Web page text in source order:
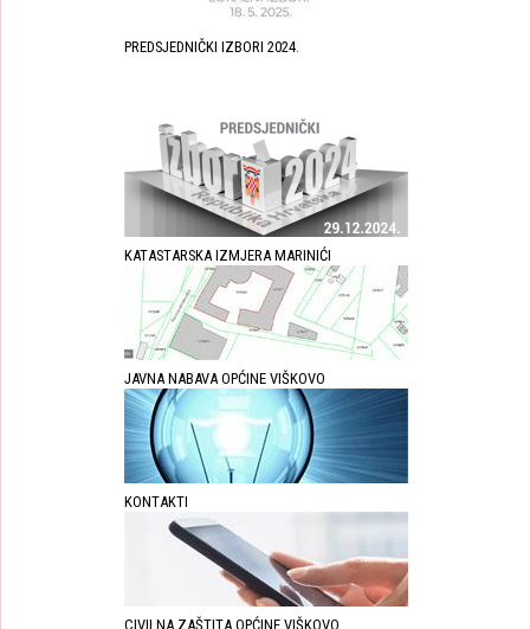
PREDSJEDNIČKI IZBORI 2024.
KATASTARSKA IZMJERA MARINIĆI
JAVNA NABAVA OPĆINE VIŠKOVO
KONTAKTI
CIVILNA ZAŠTITA OPĆINE VIŠKOVO